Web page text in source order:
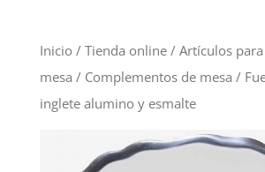
Inicio / Tienda online/ Artículos
mesa / Complementos de mesa /
inglete alumino y esmalte